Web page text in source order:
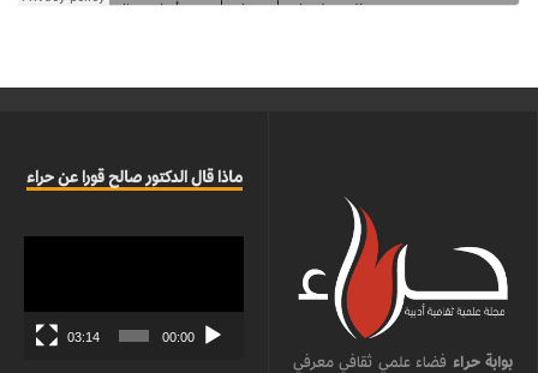
بوابة حراء فضاء علمي ثقافي معرفي
ماذا قال الدكتور صالح قورا عن حراء
00:00
03:14